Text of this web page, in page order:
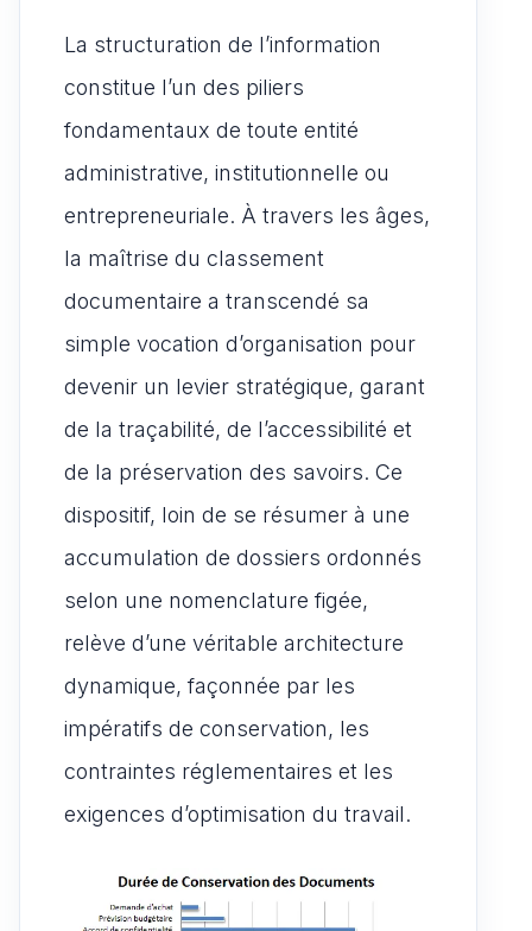
La structuration de l’information
constitue l’un des piliers
fondamentaux de toute entité
administrative, institutionnelle ou
entrepreneuriale. À travers les âges,
la maîtrise du classement
documentaire a transcendé sa
simple vocation d’organisation pour
devenir un levier stratégique, garant
de la traçabilité, de l’accessibilité et
de la préservation des savoirs. Ce
dispositif, loin de se résumer à une
accumulation de dossiers ordonnés
selon une nomenclature figée,
relève d’une véritable architecture
dynamique, façonnée par les
impératifs de conservation, les
contraintes réglementaires et les
exigences d’optimisation du travail.